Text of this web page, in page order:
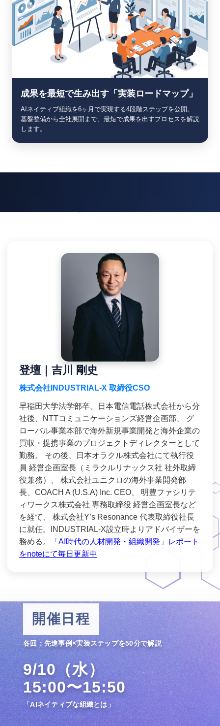
成果を最短で生み出す「実装ロードマップ」
AIネイティブ組織を6ヶ月で実現する4段階ステップを公開。
基盤整備から全社展開まで、最短で成果を出すプロセスを解説
します。
登壇｜吉川 剛史
株式会社INDUSTRIAL-X 取締役CSO
早稲田大学法学部卒。日本電信電話株式会社から分
社後、NTTコミュニケーションズ経営企画部、 グ
ローバル事業本部で海外新規事業開発と海外企業の
買収・提携事業のプロジェクトディレクターとして
勤務。 その後、日本オラクル株式会社にて執行役
員 経営企画室長（ミラクルリナックス社 社外取締
役兼務）、 株式会社ユニクロの海外事業開発部
長、COACH A (U.S.A) Inc. CEO、 明豊ファシリテ
ィワークス株式会社 専務取締役 経営企画室長など
を経て、 株式会社Y’s Resonance 代表取締役社長
に就任。INDUSTRIAL-X設立時よりアドバイザーを
務める。
「AI時代の人材開発・組織開発」レポート
をnoteにて毎日更新中
開催日程
各回：先進事例×実装ステップを50分で解説
9/10（水）
15:00〜15:50
「AIネイティブな組織とは」